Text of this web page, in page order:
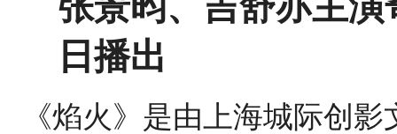
日播出
《焰火》是由上海城际创